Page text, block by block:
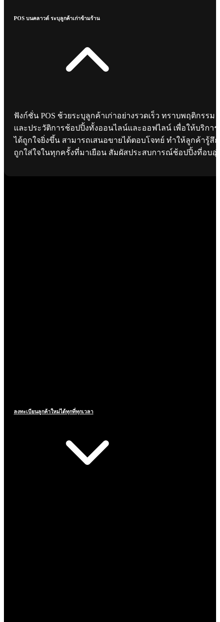
POS บนคลาวด์ ระบุลูกค้าเก่าข้ามร้าน
ฟังก์ชั่น POS ช้วยระบุลูกค้าเก่าอย่างรวดเร็ว ทราบพฤติกรรม
และประวัติการช้อปปิ้งทั้งออนไลน์และออฟไลน์ เพื่อให้บริการ
ได้ถูกใจยิ่งขึ้น สามารถเสนอขายได้ตอบโจทย์ ทำให้ลูกค้ารู้สึก
ถูกใส่ใจในทุกครั้งที่มาเยือน สัมผัสประสบการณ์ช้อปปิ้งที่อบอุ่
ลงทะเบียนลูกค้าใหม่ได้ทุกที่ทุกเวลา